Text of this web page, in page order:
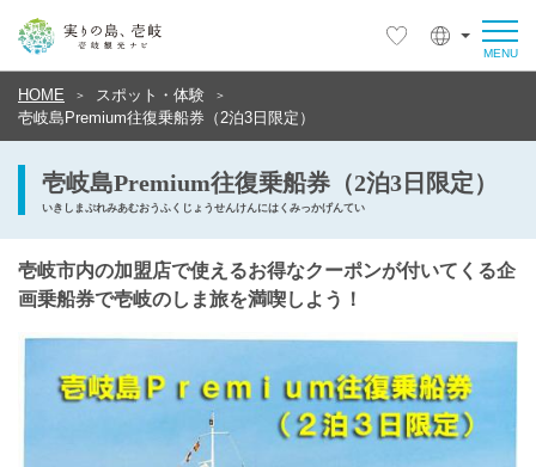
HOME
スポット・体験
壱岐島Premium往復乗船券（2泊3日限定）
壱岐島Premium往復乗船券（2泊3日限定）
いきしまぷれみあむおうふくじょうせんけんにはくみっかげんてい
壱岐市内の加盟店で使えるお得なクーポンが付いてくる企
画乗船券で壱岐のしま旅を満喫しよう！